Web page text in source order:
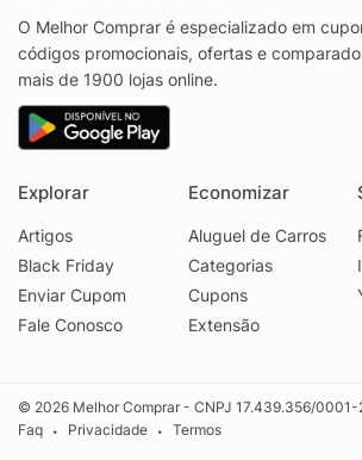
O Melhor Comprar é especializado em
códigos promocionais, ofertas e
mais de 1900 lojas online.
Explorar
Artigos
Black Friday
Enviar Cupom
Fale Conosco
Economizar
Aluguel de Carros
Categorias
Cupons
Extensão
© 2026 Melhor Comprar - CNPJ 17.439.356/0001-
Faq
• Privacidade • Termos